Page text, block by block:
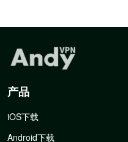
产品
iOS下载
Android下载